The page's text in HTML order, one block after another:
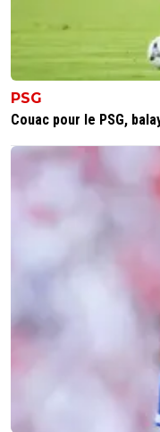
PSG
Couac pour le PSG,